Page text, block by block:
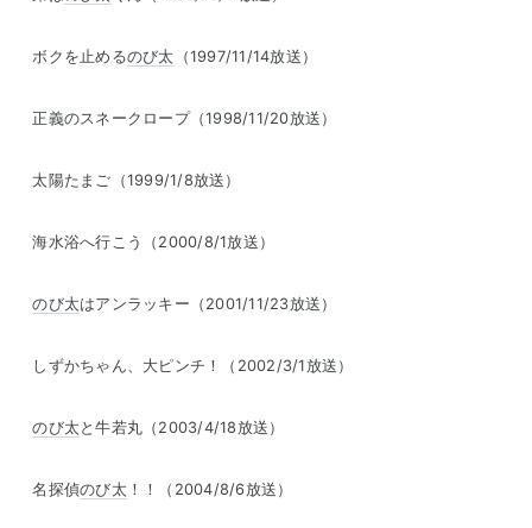
ボクを止めるのび太 （1997/11/14放送）
正義のスネークロープ（1998/11/20放送）
太陽たまご（1999/1/8放送）
海水浴へ行こう（2000/8/1放送）
のび太はアンラッキー（2001/11/23放送）
しずかちゃん、大ピンチ！（2002/3/1放送）
のび太 と牛若丸（2003/4/18放送）
名探偵のび太 ！！（2004/8/6放送）